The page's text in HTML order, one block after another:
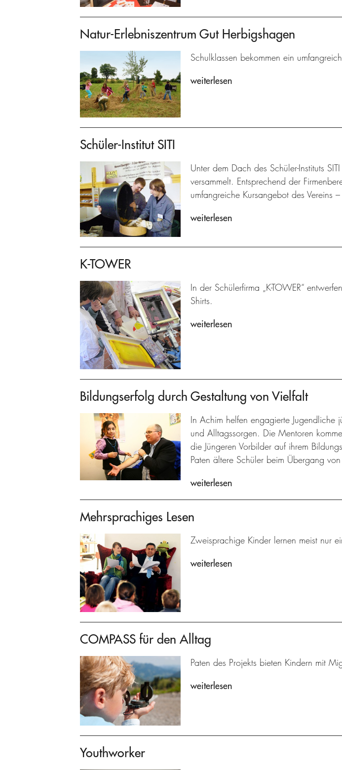
Natur-Erlebniszentrum Gut Herbigshagen
Schulklassen bekommen ein
weiterlesen
Schüler-Institut SITI
Unter dem Dach des Schüler-Instituts
versammelt. Entsprechend der
umfangreiche Kursangebot des Vereins
weiterlesen
K-TOWER
In der Schülerfirma „K-TOWER“
Shirts.
weiterlesen
Bildungserfolg durch Gestaltung von Vielfalt
In Achim helfen engagierte Jugendliche
und Alltagssorgen. Die Mentoren
die Jüngeren Vorbilder auf ihrem
Paten ältere Schüler beim Übergang
weiterlesen
Mehrsprachiges Lesen
Zweisprachige Kinder lernen meist nur
weiterlesen
COMPASS für den Alltag
Paten des Projekts bieten Kindern mit
weiterlesen
Youthworker